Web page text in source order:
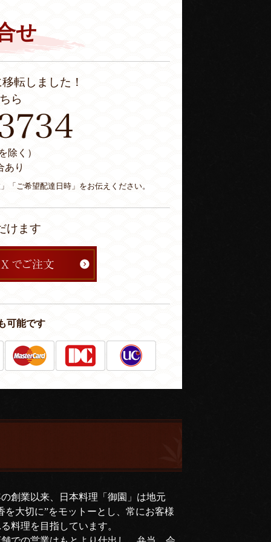
せ
転しました！
ら
除く）
あり
「ご希望配達日時」をお伝えください。
けます
可能です
創業以来、日本料理「御園」は地元
を大切に”をモットーとし、常にお客様
料理を目指しています。